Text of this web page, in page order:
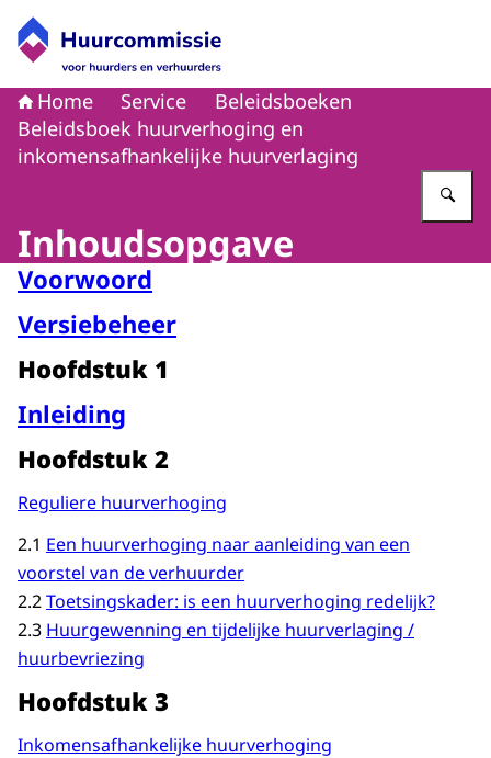
Naar de homepage van Huurcommissie
Home Service
Beleidsboeken
Beleidsboek huurverhoging en
inkomensafhankelijke huurverlaging
Inhoudsopgave
Voorwoord
Versiebeheer
Hoofdstuk 1
Inleiding
Hoofdstuk 2
Reguliere huurverhoging
2.1 Een huurverhoging naar aanleiding van een
voorstel van de verhuurder
2.2Toetsingskader: is een huurverhoging redelijk?
2.3 Huurgewenning en tijdelijke huurverlaging /
huurbevriezing
Hoofdstuk 3
Inkomensafhankelijke huurverhoging